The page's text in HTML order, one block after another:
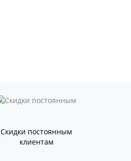
Скидки постоянным
клиентам